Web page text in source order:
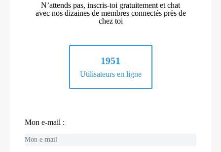
N’attends pas, inscris-toi gratuitement et chat
avec nos dizaines de membres connectés près de
chez toi
1951
Utilisateurs en ligne
Mon e-mail :